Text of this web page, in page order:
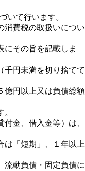
いて行います。
費税の取扱いについ
その旨を記載しま
円未満を切り捨てて
円以上又は負債総額
金、借入金等）は、
「短期」、１年以上
動負債・固定負債に